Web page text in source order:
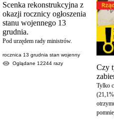
Scenka rekonstrukcyjna z
okazji rocznicy ogłoszenia
stanu wojennego 13
grudnia.
Pod urzędem rady ministrów.
rocznica 13 grudnia stan wojenny
Oglądane 12244 razy
Czy
Tylko